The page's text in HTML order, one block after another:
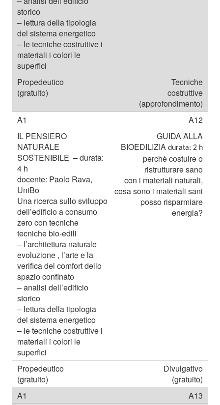
Tecniche
costruttive
(approfondimento)
A12
GUIDA ALLA
BIOEDILIZIA durata: 2 h
perchè costuire o
ristrutturare sano
con i materiali naturali,
cosa sono i materiali sani
posso risparmiare
energia?
Divulgativo
(gratuito)
A13